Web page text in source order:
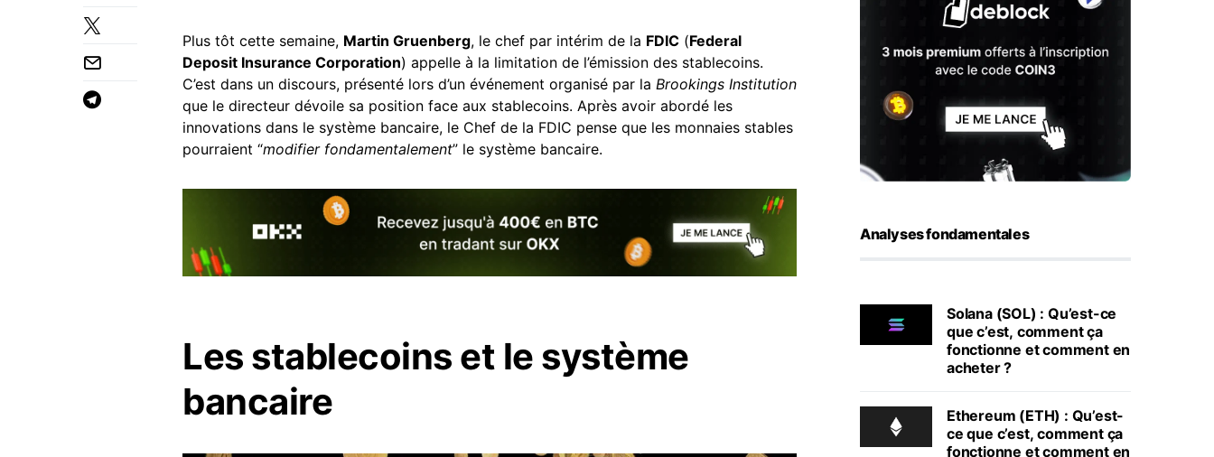
Plus tôt cette semaine, Martin Gruenberg, le chef par intérim de la FDIC (Federal
Deposit Insurance Corporation) appelle à la limitation de l’émission des stablecoins.
C’est dans un discours, présenté lors d’un événement organisé par la Brookings Institution
que le directeur dévoile sa position face aux stablecoins. Après avoir abordé les
innovations dans le système bancaire, le Chef de la FDIC pense que les monnaies stables
pourraient “modifier fondamentalement” le système bancaire.
Les stablecoins et le système
bancaire
Analyses fondamentales
Solana (SOL) : Qu’est-ce
que c’est, comment ça
fonctionne et comment en
acheter ?
Ethereum (ETH) : Qu’est-
ce que c’est, comment ça
fonctionne et comment en